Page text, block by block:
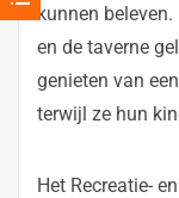
kunnen
en de taverne
genieten van
terwijl ze hun
Het Recreatie-